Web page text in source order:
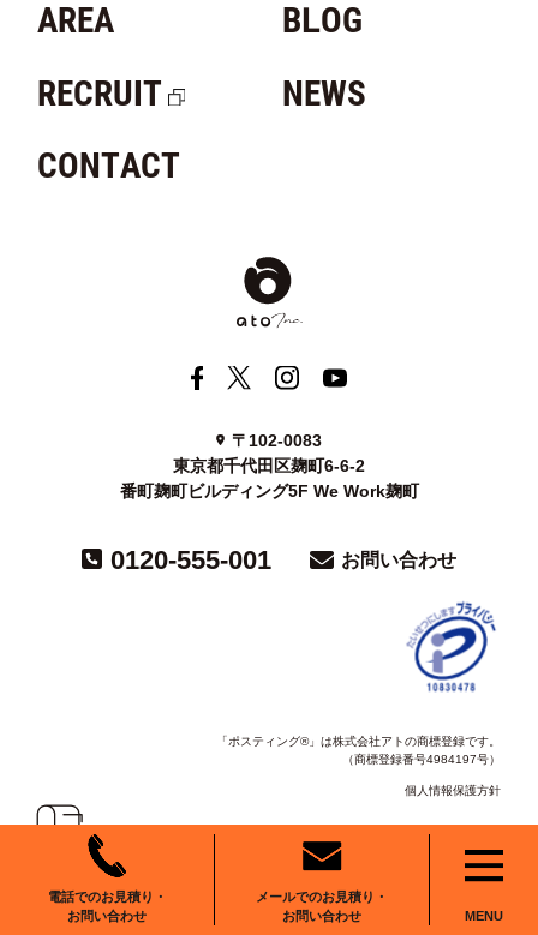
電話でのお見積り・
お問い合わせ
メールでのお見積り・
お問い合わせ
MENU
AREA
RECRUIT
BLOG
NEWS
CONTACT
〒102-0083
東京都千代田区麹町6-6-2
番町麹町ビルディング5F We Work麹町
0120-555-001 お問い合わせ
「ポスティング®」は株式会社アトの商標登録です。
（商標登録番号4984197号）
個人情報保護方針
copyright©2024 ato All Right Reserved.